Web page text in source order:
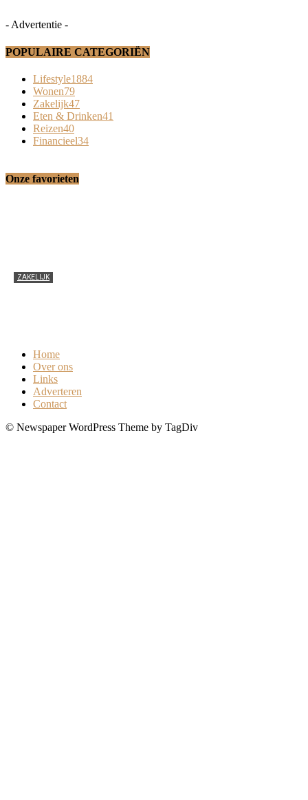
- Advertentie -
POPULAIRE CATEGORIËN
Lifestyle1884
Wonen79
Zakelijk47
Eten & Drinken41
Reizen40
Financieel34
Onze favorieten
ZAKELIJK
Home
Over ons
Links
Adverteren
Contact
© Newspaper WordPress Theme by TagDiv